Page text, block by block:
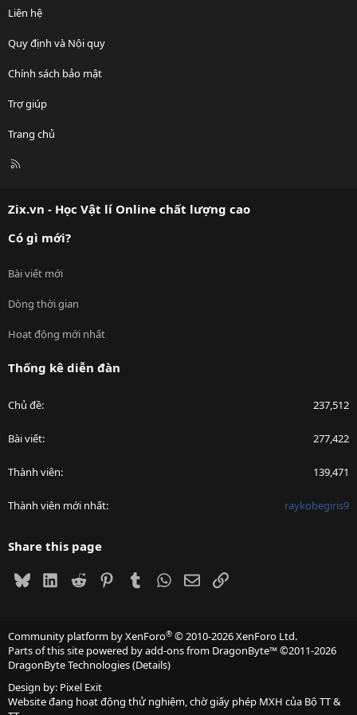
Liên hệ
Quy định và Nội quy
Chính sách bảo mật
Trợ giúp
Trang chủ
R
Zix.vn - Học Vật lí Online chất lượng cao
Có gì mới?
Bài viết mới
Dòng thời gian
Hoạt động mới nhất
Thống kê diễn đàn
Chủ đề 237,512
Bài viết 277,422
Thành viên 139,471
Thành viên mới nhất raykobegiris9
Share this page
BlueskyLinkedIn
Reddit PinterestTumblrWhatsApp
EmailLink
Community platform by XenForo® © 2010-2026 XenForo Ltd.
Parts of this site powered byadd-ons from DragonByte™©2011-2026
DragonByte Technologies(Details)
Design by: Pixel Exit
Website đang hoạt động thử nghiệm, chờ giấy phép MXH của Bộ TT &